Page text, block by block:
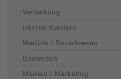
Verwaltung
Interne Karriere
Medizin / Sozialwesen
Bauwesen
Medien / Marketing